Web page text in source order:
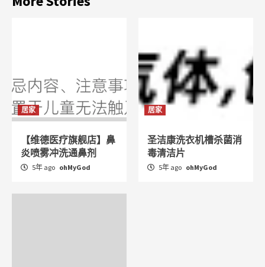
居家
【维德医疗旗舰店】鼻
炎喷雾冲洗通鼻剂
5年 ago ohMyGod
居家
圣洁康洗衣机槽杀菌消
毒清洁片
5年 ago ohMyGod